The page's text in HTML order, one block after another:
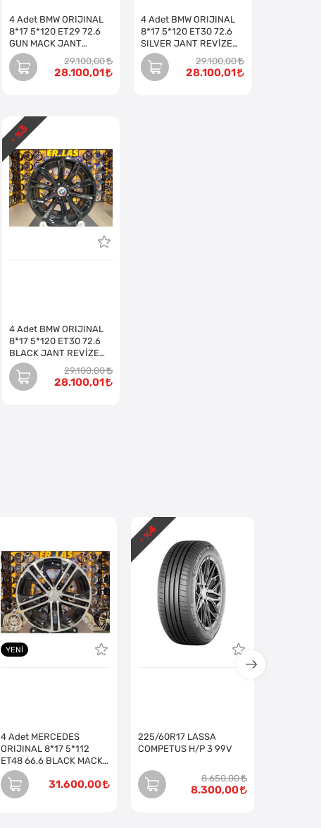
4 Adet BMW ORIJINAL
8*17 5*120 ET29 72.6
GUN MACK JANT
REVİZE EDİLMİŞ (Takım)
29.100,00
28.100,01
4 Adet BMW ORIJINAL
8*17 5*120 ET30 72.6
SILVER JANT REVİZE
EDİLMİŞ (Takım)
29.100,00
28.100,01
4 Adet BMW ORIJINAL
8*17 5*120 ET30 72.6
BLACK JANT REVİZE
EDİLMİŞ (Takım)
29.100,00
28.100,01
- %
3
YENI
4 Adet MERCEDES
ORIJINAL 8*17 5*112
ET48 66.6 BLACK MACK
31.600,00
225/60R17 LASSA
COMPETUS H/P 3 99V
8.650,00
8.300,00
- %
4